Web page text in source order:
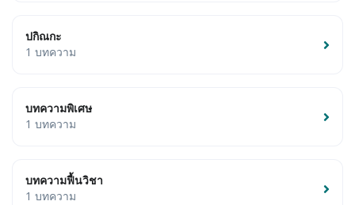
ปกิณกะ
1 บทความ
บทความพิเศษ
1 บทความ
บทความฟื้นวิชา
1 บทความ